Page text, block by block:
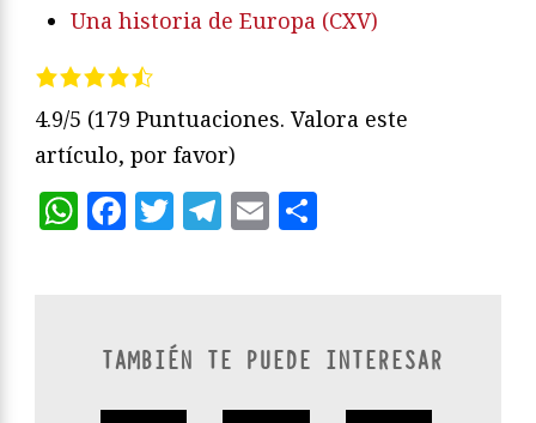
Una historia de Europa (CXV)
4.9/5 (179 Puntuaciones. Valora este
artículo, por favor)
WhatsApp
Facebook
Twitter
Telegram
Email
TAMBIÉN TE PUEDE INTERESAR